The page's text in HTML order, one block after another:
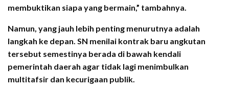
membuktikan siapa yang bermain,” tambahnya.
Namun, yang jauh lebih penting menurutnya adalah
langkah ke depan. SN menilai kontrak baru angkutan
tersebut semestinya berada di bawah kendali
pemerintah daerah agar tidak lagi menimbulkan
multitafsir dan kecurigaan publik.